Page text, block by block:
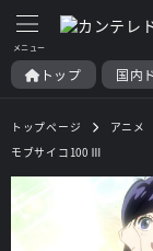
トップ 国内
トップページ アニメ
モブサイコ100 Ⅲ